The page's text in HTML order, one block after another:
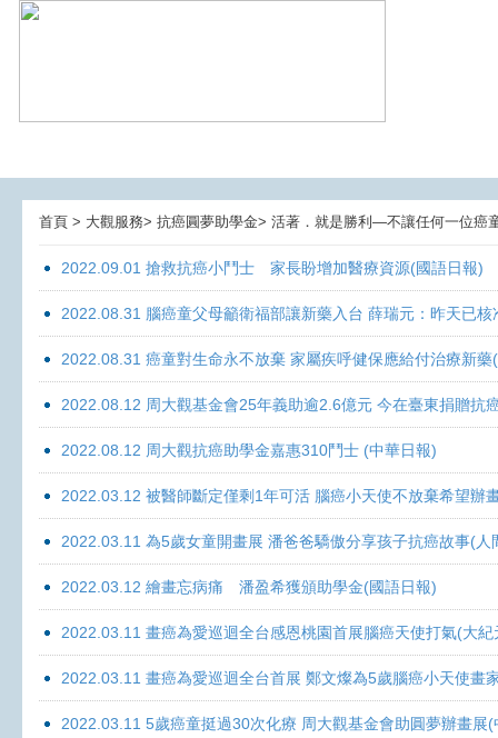
首頁 > 大觀服務> 抗癌圓夢助學金> 活著．就是勝利—不讓任何一位癌
2022.09.01 搶救抗癌小鬥士 家長盼增加醫療資源(國語日報)
2022.08.31 腦癌童父母籲衛福部讓新藥入台 薛瑞元：昨天已
2022.08.31 癌童對生命永不放棄 家屬疾呼健保應給付治療新藥
2022.08.12 周大觀基金會25年義助逾2.6億元 今在臺東捐贈抗
2022.08.12 周大觀抗癌助學金嘉惠310鬥士 (中華日報)
2022.03.12 被醫師斷定僅剩1年可活 腦癌小天使不放棄希望辦
2022.03.11 為5歲女童開畫展 潘爸爸驕傲分享孩子抗癌故事(人
2022.03.12 繪畫忘病痛 潘盈希獲頒助學金(國語日報)
2022.03.11 畫癌為愛巡迴全台感恩桃園首展腦癌天使打氣(大紀
2022.03.11 畫癌為愛巡迴全台首展 鄭文燦為5歲腦癌小天使畫
2022.03.11 5歲癌童挺過30次化療 周大觀基金會助圓夢辦畫展